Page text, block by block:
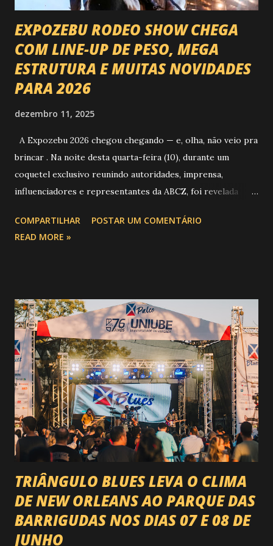
EXPOZEBU RODEO SHOW CHEGA
COM LINE-UP DE PESO, MEGA
ESTRUTURA E MUITAS NOVIDADES
PARA 2026
dezembro 11, 2025
A Expozebu 2026 chegou chegando — e, olha, não veio pra
brincar . Na noite desta quarta-feira (10), durante um
coquetel exclusivo reunindo autoridades, imprensa,
influenciadores e representantes da ABCZ, foi revelada
festa : a chegada do Campeonato de Montarias em Touros
do Circuito Rancho Primavera (CRP) , a maior companhia de
impacto é tão grande que o evento até mudou de nome:
agora é Expozebu Rodeo Shows . E não para por aí. Foto:
@circuitoranchoprimavera 🎤 LINE-UP NACIONAL QUE
VAI ESTREMECER O PARQUE Serão quatro noites , entre
24, 25, 30 de abril e 02 de maio , com oito atrações gigantes
da música brasileira , contemplando sertanejo, forró,
piseiro e sofrência nível hard: Gusttavo Lima Leonardo
Natanzinho Lima Jads & ...
COMPARTILHAR
POSTAR UM COMENTÁRIO
READ MORE »
TRIÂNGULO BLUES LEVA O CLIMA
DE NEW ORLEANS AO PARQUE DAS
BARRIGUDAS NOS DIAS 07 E 08 DE
JUNHO